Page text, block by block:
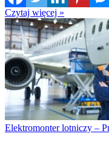
Czytaj więcej »
Elektromonter lotniczy –